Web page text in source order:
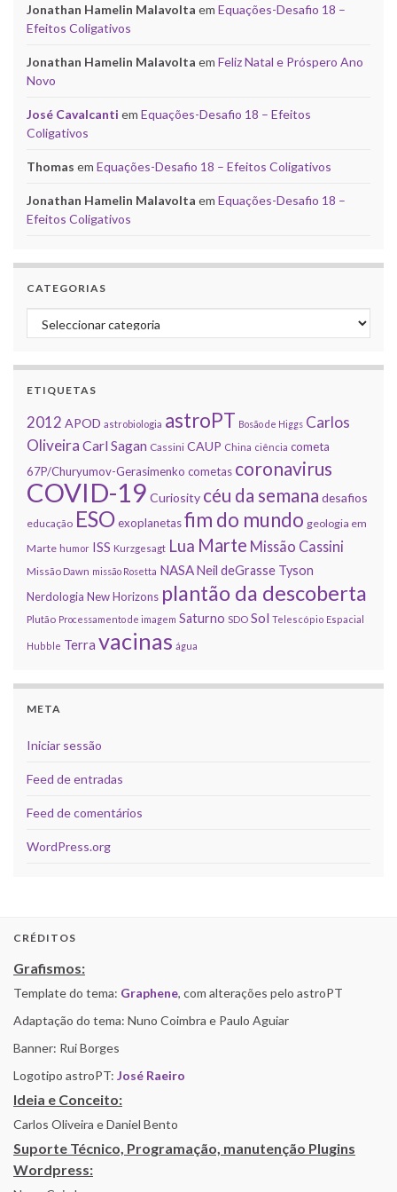
Jonathan Hamelin Malavolta em Equações-Desafio 18 –
Efeitos Coligativos
Jonathan Hamelin Malavolta em Feliz Natal e Próspero Ano
Novo
José Cavalcanti em Equações-Desafio 18 – Efeitos
Coligativos
Thomas em Equações-Desafio 18 – Efeitos Coligativos
Jonathan Hamelin Malavolta em Equações-Desafio 18 –
Efeitos Coligativos
CATEGORIAS
Categorias
ETIQUETAS
2012 APOD astrobiologia astroPT Bosão de Higgs Carlos
Oliveira Carl Sagan Cassini CAUP China ciência cometa
67P/Churyumov-Gerasimenko cometas coronavirus
COVID-19 Curiosity céu da semana desafios
educação ESOexoplanetasfim do mundo geologia em
Marte humor ISS Kurzgesagt Lua Marte Missão Cassini
Missão Dawn missão Rosetta NASANeil deGrasse Tyson
Nerdologia New Horizons plantão da descoberta
Plutão Processamento de imagem Saturno SDO Sol Telescópio Espacial
Hubble Terra vacinas água
META
Iniciar sessão
Feed de entradas
Feed de comentários
WordPress.org
CRÉDITOS
Grafismos:
Template do tema: Graphene, com alterações pelo astroPT
Adaptação do tema: Nuno Coimbra e Paulo Aguiar
Banner: Rui Borges
Logotipo astroPT: José Raeiro
Ideia e Conceito:
Carlos Oliveira e Daniel Bento
Suporte Técnico, Programação, manutenção Plugins
Wordpress: